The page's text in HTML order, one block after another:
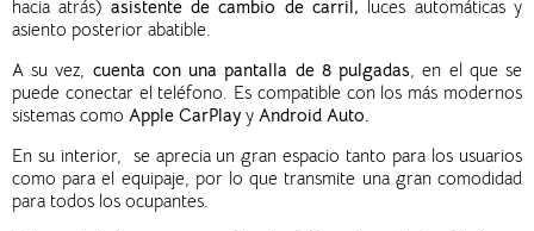
hacia atrás) asistente de cambio de carril, luces automáticas y
asiento posterior abatible.
A su vez, cuenta con una pantalla de 8 pulgadas , en el que se
puede conectar el teléfono. Es compatible con los más modernos
sistemas como Apple CarPlay y Android Auto.
En su interior, se aprecia un gran espacio tanto para los usuarios
como para el equipaje, por lo que transmite una gran comodidad
para todos los ocupantes.